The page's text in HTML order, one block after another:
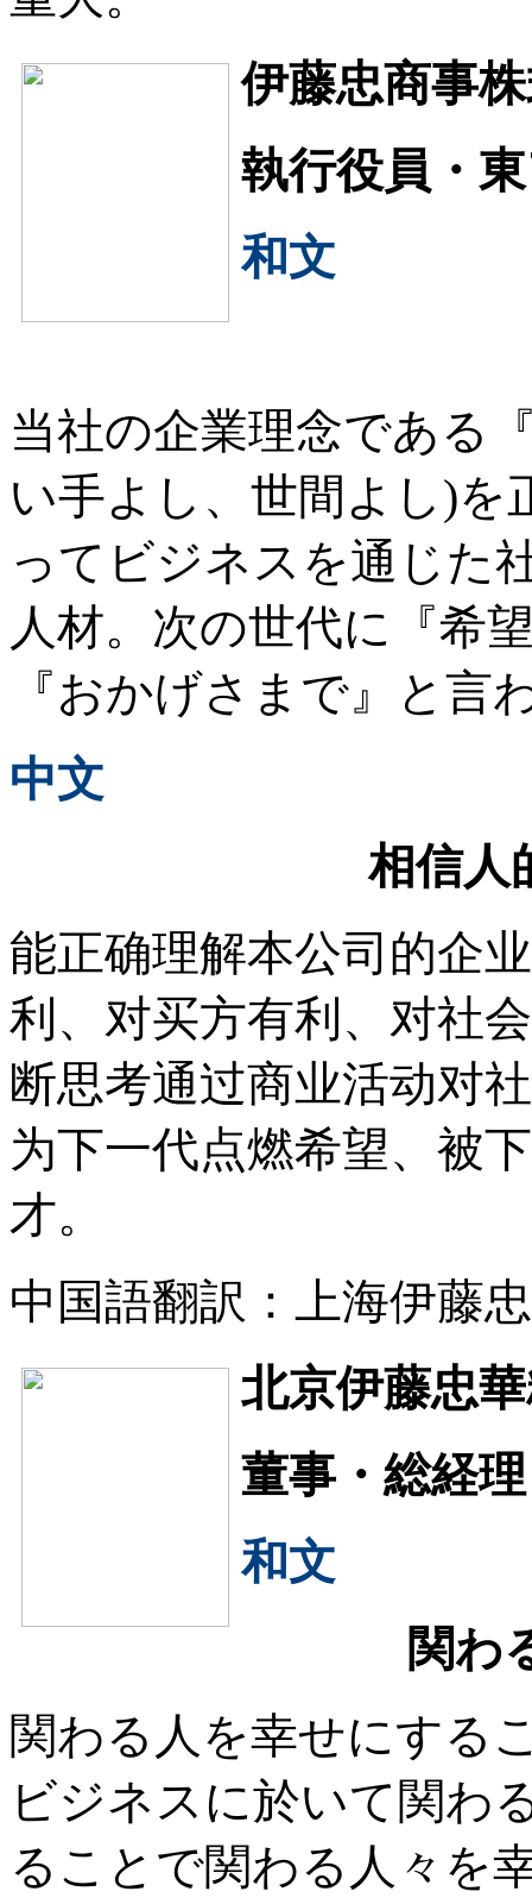
伊藤忠商事
執行役員・
和文
当社の企業理念である
い手よし、世間よし)を
ってビジネスを通じた
人材。次の世代に『希
『おかげさまで』と言
中文
相信人
能正确理解本公司的企
利、对买方有利、对社
断思考通过商业活动对
为下一代点燃希望、被
才。
中国語翻訳：上海伊藤
北京伊藤忠
董事・総経
和文
関わ
関わる人を幸せにする
ビジネスに於いて関わ
ることで関わる人々を